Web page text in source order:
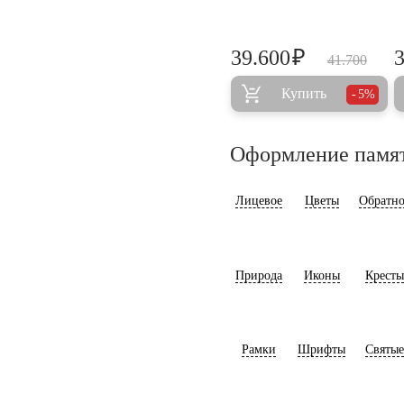
41.700
39.600₽
Купить 5%
Оформление
Лицевое Цветы
Природа Иконы Кресты
Рамки Шрифты Святые